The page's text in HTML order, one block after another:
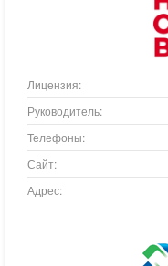
Лицензия:
Руководитель:
Телефоны:
Сайт:
Адрес: